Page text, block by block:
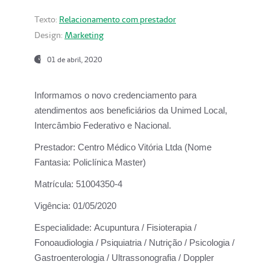
Texto: Relacionamento com prestador
Design: Marketing
01 de abril, 2020
Informamos o novo credenciamento para
atendimentos aos beneficiários da Unimed Local,
Intercâmbio Federativo e Nacional.
Prestador: Centro Médico Vitória Ltda (Nome
Fantasia: Policlínica Master)
Matrícula: 51004350-4
Vigência: 01/05/2020
Especialidade: Acupuntura / Fisioterapia /
Fonoaudiologia / Psiquiatria / Nutrição / Psicologia /
Gastroenterologia / Ultrassonografia / Doppler